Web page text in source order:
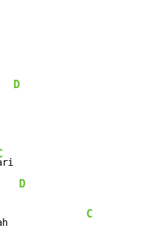
D
D
lelah
C